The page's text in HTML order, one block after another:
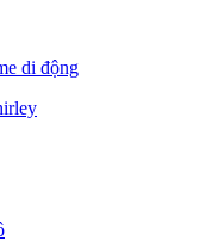
di động